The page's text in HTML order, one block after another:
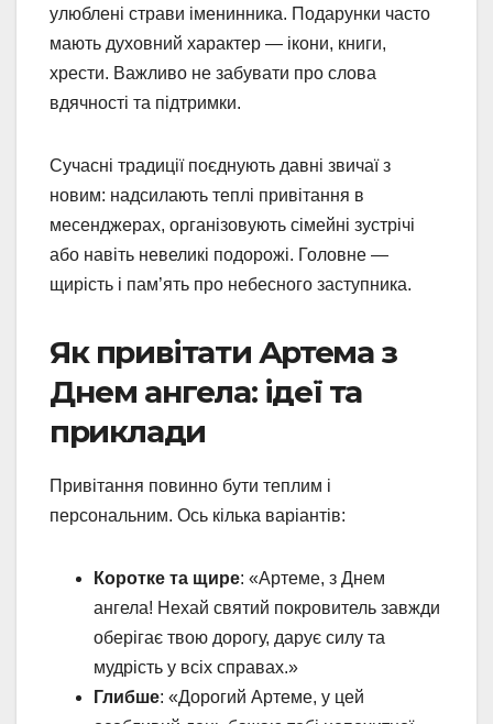
улюблені страви іменинника. Подарунки часто
мають духовний характер — ікони, книги,
хрести. Важливо не забувати про слова
вдячності та підтримки.
Сучасні традиції поєднують давні звичаї з
новим: надсилають теплі привітання в
месенджерах, організовують сімейні зустрічі
або навіть невеликі подорожі. Головне —
щирість і пам’ять про небесного заступника.
Як привітати Артема з
Днем ангела: ідеї та
приклади
Привітання повинно бути теплим і
персональним. Ось кілька варіантів:
Коротке та щире: «Артеме, з Днем
ангела! Нехай святий покровитель завжди
оберігає твою дорогу, дарує силу та
мудрість у всіх справах.»
Глибше: «Дорогий Артеме, у цей